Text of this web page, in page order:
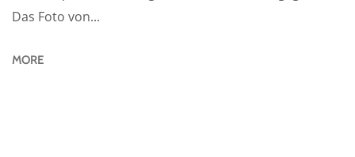
Das Foto von...
MORE